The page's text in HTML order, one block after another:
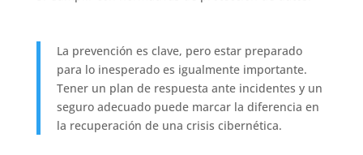
La prevención es clave, pero estar preparado
para lo inesperado es igualmente importante.
Tener un plan de respuesta ante incidentes y un
seguro adecuado puede marcar la diferencia en
la recuperación de una crisis cibernética.